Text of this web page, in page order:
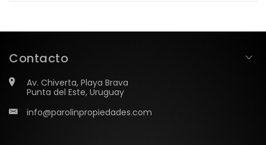
Contacto
Av. Chiverta, Playa Brava
Punta del Este, Uruguay
info@parolinpropiedades.com